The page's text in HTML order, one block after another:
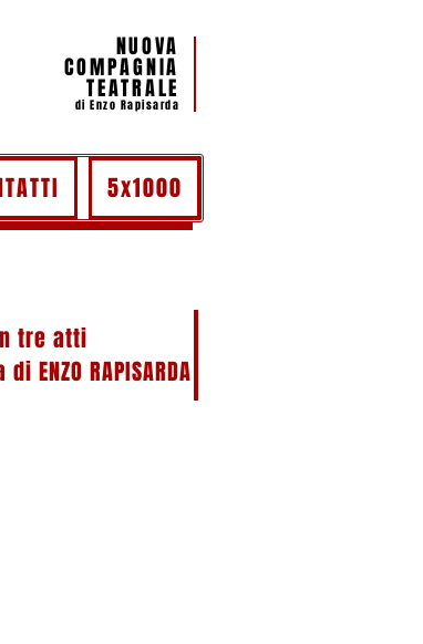
NUOVA
COMPAGNIA
TEATRALE
di Enzo Rapisarda
5x1000
tre atti
ENZO RAPISARDA